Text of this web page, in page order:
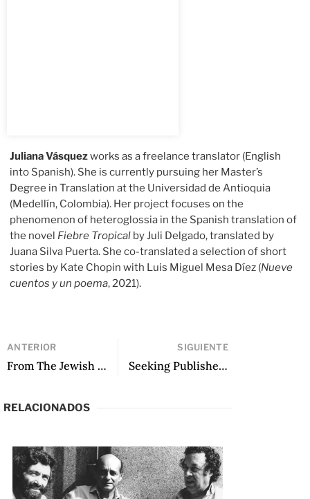
Juliana Vásquezworks as a freelance translator (English
into Spanish). She is currently pursuing her Master’s
Degree in Translation at the Universidad de Antioquia
(Medellín, Colombia). Her project focuses on the
phenomenon of heteroglossia in the Spanish translation of
the novel Fiebre Tropical by Juli Delgado, translated by
Juana Silva Puerta. She co-translated a selection of short
stories by Kate Chopin with Luis Miguel Mesa Díez (Nueve
cuentos y un poema, 2021).
ANTERIOR
From The Jewish Son, translated by Jessica Sequeira
SIGUIENTE
Seeking Publisher: from Ghost Horse, translated by Rowena Galavitz
RELACIONADOS